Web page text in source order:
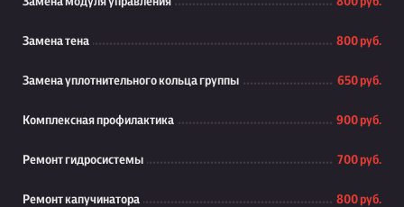
Замена тена 800 руб.
Замена уплотнительного кольца группы 650 руб.
Комплексная профилактика 900 руб.
Ремонт гидросистемы 700 руб.
Ремонт капучинатора 800 руб.